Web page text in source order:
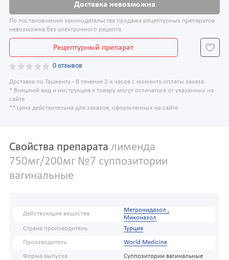
Доставка невозможна
По постановлению законодательства продажа рецептурных препаратов
невозможна без электронного рецепта.
Рецептурный препарат
0 отзывов
Доставка по Ташкенту - В течение 2-х часов с момента оплаты заказа.
* Внешний вид и инструкция к товару могут отличаться от указанных на
сайте
** Цена действительна для заказов, оформленных на сайте
Свойства препарата лименда
750мг/200мг №7 суппозитории
вагинальные
Действующие вещества
Метронидазол ,
Миконазол
Страна производитель
Турция
Производитель World Medicine
Форма выпуска Суппозитории вагинальные